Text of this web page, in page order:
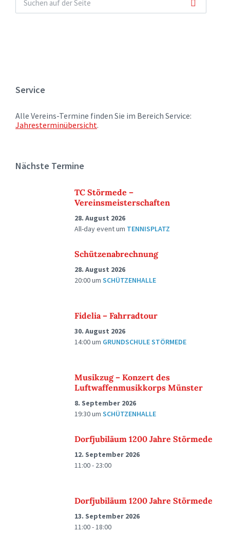
Service
Alle Vereins-Termine finden Sie im Bereich Service:
Jahresterminübersicht.
Nächste Termine
TC Störmede –
Vereinsmeisterschaften
28. August 2026
All-day eventum TENNISPLATZ
Schützenabrechnung
28. August 2026
20:00um SCHÜTZENHALLE
Fidelia – Fahrradtour
30. August 2026
14:00um GRUNDSCHULE STÖRMEDE
Musikzug – Konzert des
Luftwaffenmusikkorps Münster
8. September 2026
19:30um SCHÜTZENHALLE
Dorfjubiläum 1200 Jahre Störmede
12. September 2026
11:00 - 23:00
Dorfjubiläum 1200 Jahre Störmede
13. September 2026
11:00 - 18:00